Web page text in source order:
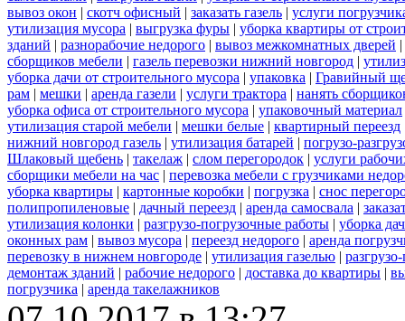
вывоз окон | скотч офисный | заказать газель | услуги
утилизация мусора | выгрузка фуры | уборка квартиры от
зданий | разнорабочие недорого | вывоз межкомнатных дверей |
сборщиков мебели | газель перевозки нижний новгород |
уборка дачи от строительного мусора | упаковка | Гравийный
рам | мешки | аренда газели | услуги трактора | нанять
уборка офиса от строительного мусора | упаковочный материал
утилизация старой мебели | мешки белые | квартирный переезд
нижний новгород газель | утилизация батарей | погрузо-
Шлаковый щебень | такелаж | слом перегородок | услуги
сборщики мебели на час | перевозка мебели с грузчиками
уборка квартиры | картонные коробки | погрузка | снос
полипропиленовые | дачный переезд | аренда самосвала |
утилизация колонки | разгрузо-погрузочные работы | уборка
оконных рам | вывоз мусора | переезд недорого | аренда
перевозку в нижнем новгороде | утилизация газелью |
демонтаж зданий | рабочие недорого | доставка до квартиры |
погрузчика | аренда такелажников